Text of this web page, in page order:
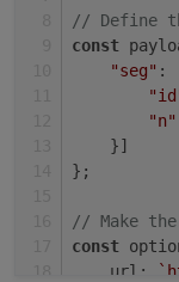
// Define
const
"seg" :
"n"
    }]
};
// Make the
const
url :